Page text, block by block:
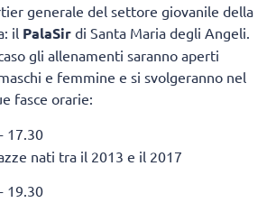
generale del settore giovanile della
il PalaSir di Santa Maria degli Angeli.
gli allenamenti saranno aperti
e femmine e si svolgeranno nel
fasce orarie:
17.30
nati tra il 2013 e il 2017
19.30